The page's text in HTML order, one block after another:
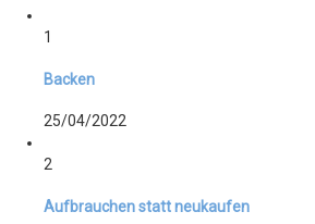
1
Backen
25/04/2022
2
Aufbrauchen statt neukaufen